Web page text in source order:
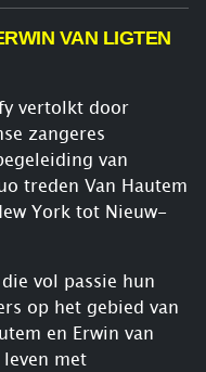
VAN LIGTEN
vertolkt door
zangeres
van
treden Van Hautem
York tot Nieuw-
vol passie hun
op het gebied van
en Erwin van
met